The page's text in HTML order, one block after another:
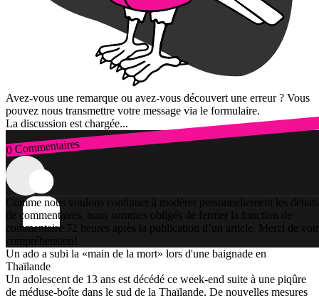
Avez-vous une remarque ou avez-vous découvert une erreur ? Vous
pouvez nous transmettre votre message via le formulaire.
La discussion est chargée...
0 Commentaires
Connexion
Comme nous voulons continuer à modérer personnellement les débats
de commentaires, nous sommes obligés de fermer la fonction de
commentaire 72 heures après la publication d’un article. Merci de
compréhension!
Un ado a subi la «main de la mort» lors d'une baignade en
Thaïlande
Un adolescent de 13 ans est décédé ce week-end suite à une piqûre
de méduse-boîte dans le sud de la Thaïlande. De nouvelles mesures